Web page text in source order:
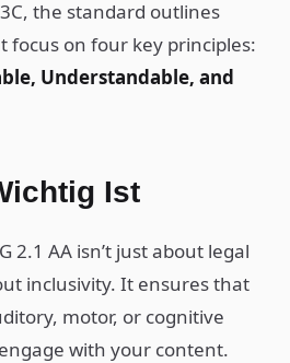
the standard outlines
focus on four key principles:
Understandable, and
Ist
2.1 AA isn’t just about legal
inclusivity. It ensures that
motor, or cognitive
with your content.